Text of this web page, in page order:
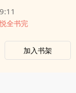
全书完
加入书架